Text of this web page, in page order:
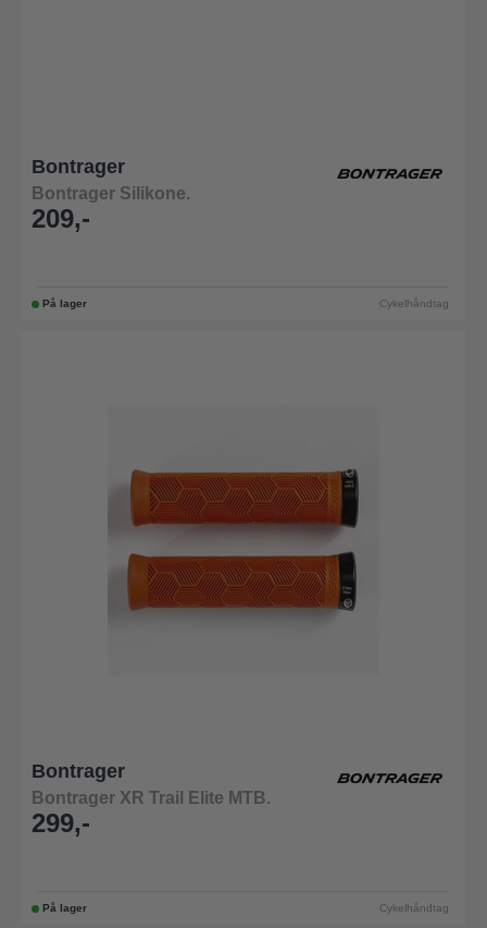
Bontrager
Bontrager Silikone.
209,-
På lager Cykelhåndtag
Bontrager
Bontrager XR Trail Elite MTB.
299,-
På lager Cykelhåndtag